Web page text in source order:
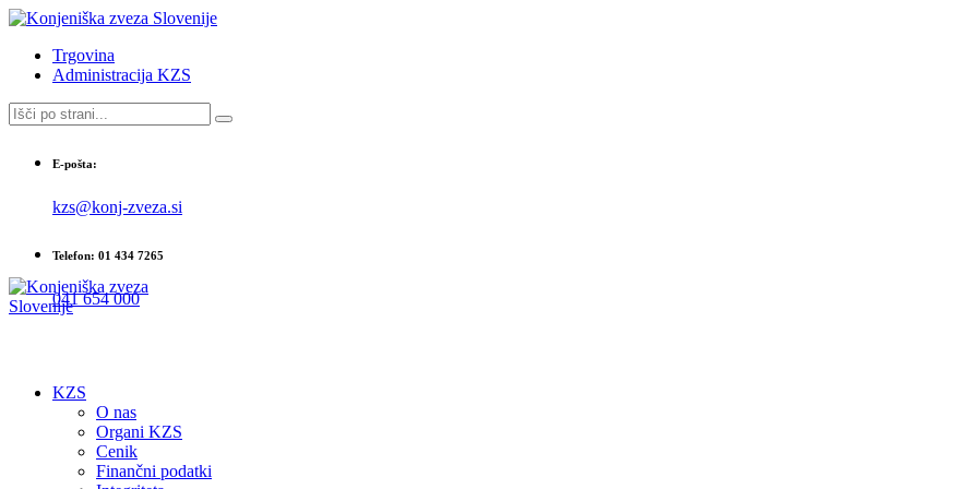
Trgovina
Administracija KZS
E-pošta:
kzs@konj-zveza.si
Telefon: 01 434 7265
041 654 000
KZS
O nas
Organi KZS
Cenik
Finančni podatki